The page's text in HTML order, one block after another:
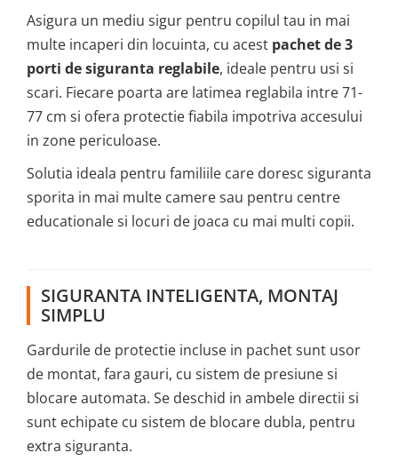
Asigura un mediu sigur pentru copilul tau in mai
multe incaperi din locuinta, cu acest pachet de 3
porti de siguranta reglabile, ideale pentru usi si
scari. Fiecare poarta are latimea reglabila intre 71-
77 cm si ofera protectie fiabila impotriva accesului
in zone periculoase.
Solutia ideala pentru familiile care doresc siguranta
sporita in mai multe camere sau pentru centre
educationale si locuri de joaca cu mai multi copii.
SIGURANTA INTELIGENTA, MONTAJ
SIMPLU
Gardurile de protectie incluse in pachet sunt usor
de montat, fara gauri, cu sistem de presiune si
blocare automata. Se deschid in ambele directii si
sunt echipate cu sistem de blocare dubla, pentru
extra siguranta.